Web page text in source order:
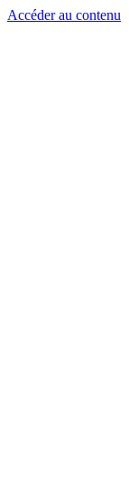
Accéder au contenu